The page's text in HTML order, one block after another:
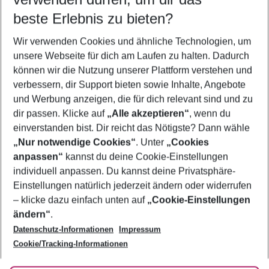
5-8 Nächte
2 Erwachsene Keine Kinder
Mehr Filter anzeigen
Footer
Footer navigation
Über uns
AGB
Bestpreisgarantie
Cookie-Einstellungen ändern
Cookie-Richtlinie
Agenturbetreuung
Barrierefreies Reisen
Folge uns
beste Erlebnis zu bieten?
Wir verwenden Cookies und ähnliche Technologien, um
unsere Webseite für dich am Laufen zu halten. Dadurch
können wir die Nutzung unserer Plattform verstehen und
verbessern, dir Support bieten sowie Inhalte, Angebote
und Werbung anzeigen, die für dich relevant sind und zu
dir passen. Klicke auf „Alle akzeptieren“, wenn du
einverstanden bist. Dir reicht das Nötigste? Dann wähle
„Nur notwendige Cookies“. Unter „Cookies
anpassen“ kannst du deine Cookie-Einstellungen
individuell anpassen. Du kannst deine Privatsphäre-
Einstellungen natürlich jederzeit ändern oder widerrufen
– klicke dazu einfach unten auf „Cookie-Einstellungen
ändern“.
Datenschutz-Informationen
Impressum
Cookie/Tracking-Informationen